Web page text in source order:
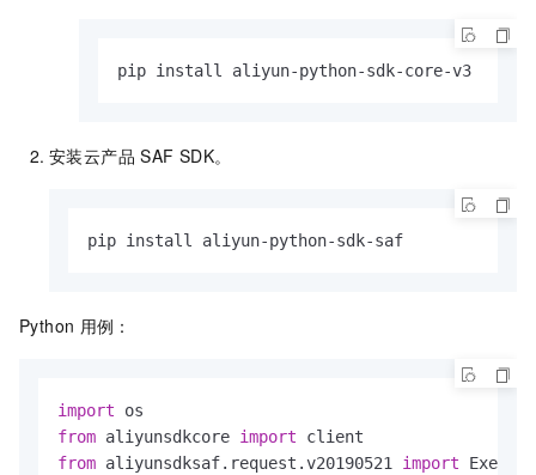
pip install aliyun-python-sdk-core-v3
安装云产品 SAF SDK。
pip install aliyun-python-sdk-saf
Python 用例：
import
from aliyunsdkcore import
from aliyunsdksaf.request.v20190521 import